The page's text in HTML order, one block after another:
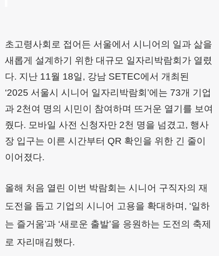
초고령사회로 접어든 서울에서 시니어의 일과 삶을
새롭게 설계하기 위한 대규모 일자리박람회가 열렸
다. 지난 11월 18일, 강남 SETEC에서 개최된
‘2025 서울시 시니어 일자리박람회 ’에는 73개 기업
과 2천여 명의 시민이 참여하며 뜨거운 열기를 보여
줬다. 모바일 사전 신청자만 2천 명을 넘겼고, 행사
장 입구는 이른 시간부터 QR 확인을 위한 긴 줄이
이어졌다.
올해 처음 열린 이번 박람회는 시니어 구직자의 재
도전을 돕고 기업의 시니어 고용을 확대하며 , ‘일하
는 즐거움’과 ‘새로운 출발’을 응원하는 도전의 축제
로 자리매김했다.